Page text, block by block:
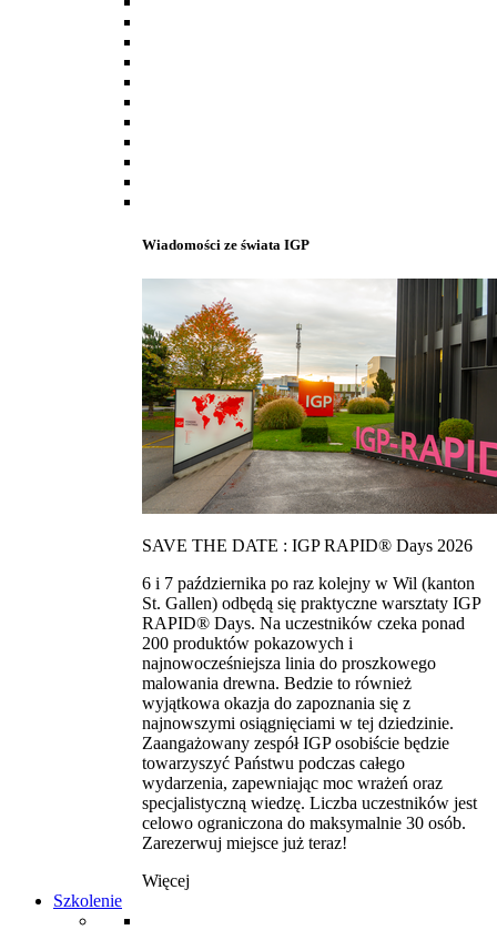
Wiadomości ze świata IGP
SAVE THE DATE : IGP RAPID® Days 2026
6 i 7 października po raz kolejny w Wil (kanton
St. Gallen) odbędą się praktyczne warsztaty IGP
RAPID® Days. Na uczestników czeka ponad
200 produktów pokazowych i
najnowocześniejsza linia do proszkowego
malowania drewna. Bedzie to również
wyjątkowa okazja do zapoznania się z
najnowszymi osiągnięciami w tej dziedzinie.
Zaangażowany zespół IGP osobiście będzie
towarzyszyć Państwu podczas całego
wydarzenia, zapewniając moc wrażeń oraz
specjalistyczną wiedzę. Liczba uczestników jest
celowo ograniczona do maksymalnie 30 osób.
Zarezerwuj miejsce już teraz!
Więcej
Szkolenie